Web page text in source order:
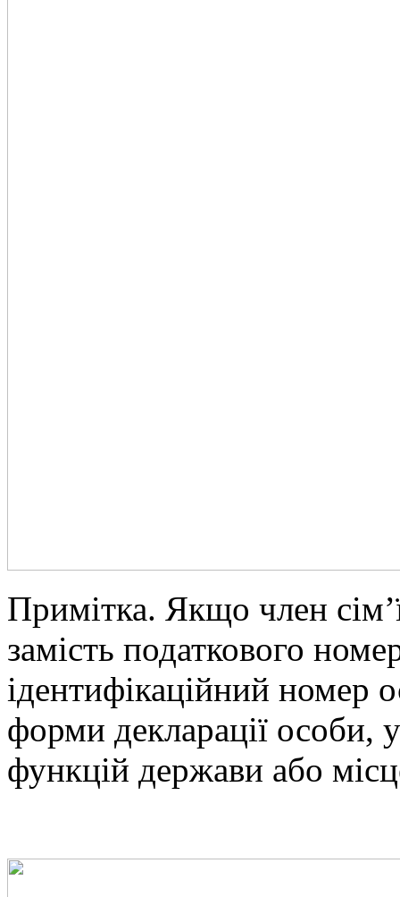
Примітка. Якщо член
замість податкового
ідентифікаційний номер
форми декларації особи,
функцій держави або